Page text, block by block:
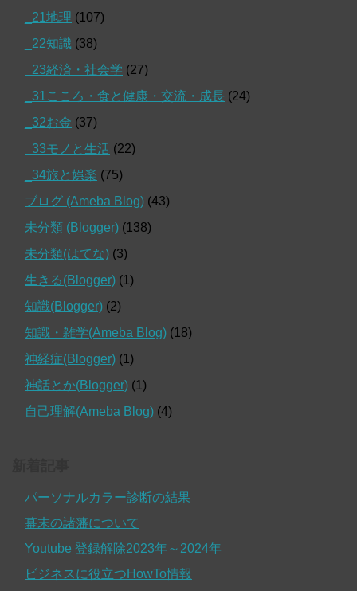
_21地理 (107)
_22知識 (38)
_23経済・社会学 (27)
_31こころ・食と健康・交流・成長 (24)
_32お金 (37)
_33モノと生活 (22)
_34旅と娯楽 (75)
ブログ (Ameba Blog) (43)
未分類 (Blogger) (138)
未分類(はてな) (3)
生きる(Blogger) (1)
知識(Blogger) (2)
知識・雑学(Ameba Blog) (18)
神経症(Blogger) (1)
神話とか(Blogger) (1)
自己理解(Ameba Blog) (4)
パーソナルカラー診断の結果
幕末の諸藩について
Youtube 登録解除2023年～2024年
ビジネスに役立つHowTo情報